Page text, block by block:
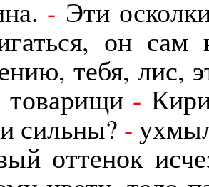
- Эти
он сам
тебя, лис,
-
сильны? -
оттенок